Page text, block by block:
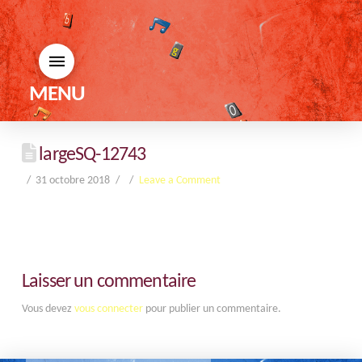
MENU
largeSQ-12743
31 octobre 2018 Leave a Comment
Laisser un commentaire
Vous devez vous connecterpour publier un commentaire.